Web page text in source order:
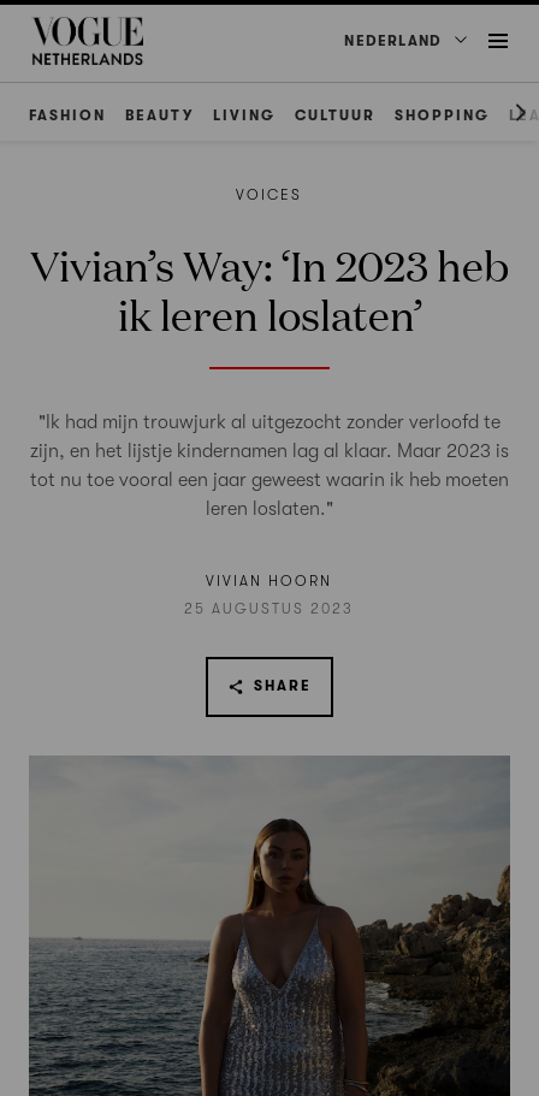
NEDERLAND
FASHION BEAUTY LIVING CULTUUR SHOPPING
VOICES
Vivian’s Way: ‘In 2023 heb
ik leren loslaten’
"Ik had mijn trouwjurk al uitgezocht zonder verloofd te
zijn, en het lijstje kindernamen lag al klaar. Maar 2023 is
tot nu toe vooral een jaar geweest waarin ik heb moeten
leren loslaten."
VIVIAN HOORN
25 AUGUSTUS 2023
SHARE